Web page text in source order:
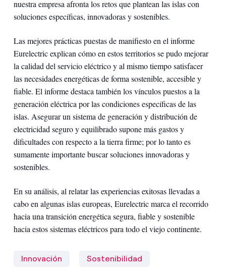
nuestra empresa afronta los retos que plantean las islas con
soluciones específicas, innovadoras y sostenibles.
Las mejores prácticas puestas de manifiesto en el informe
Eurelectric explican cómo en estos territorios se pudo mejorar
la calidad del servicio eléctrico y al mismo tiempo satisfacer
las necesidades energéticas de forma sostenible, accesible y
fiable. El informe destaca también los vínculos puestos a la
generación eléctrica por las condiciones específicas de las
islas. Asegurar un sistema de generación y distribución de
electricidad seguro y equilibrado supone más gastos y
dificultades con respecto a la tierra firme; por lo tanto es
sumamente importante buscar soluciones innovadoras y
sostenibles.
En su análisis, al relatar las experiencias exitosas llevadas a
cabo en algunas islas europeas, Eurelectric marca el recorrido
hacia una transición energética segura, fiable y sostenible
hacia estos sistemas eléctricos para todo el viejo continente.
Innovación Sostenibilidad